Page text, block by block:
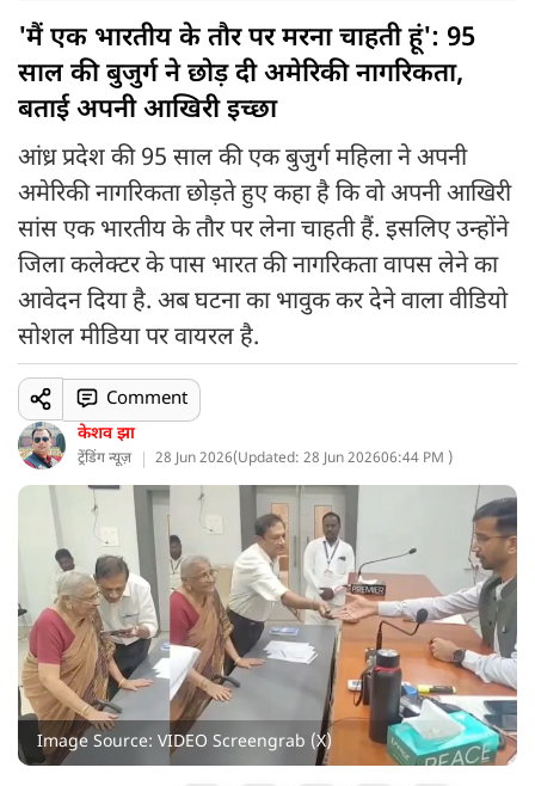
'मैं एक भारतीय के तौर पर मरना चाहती हूं': 95
साल की बुजुर्ग ने छोड़ दी अमेरिकी नागरिकता,
बताई अपनी आखिरी इच्छा
आंध्र प्रदेश की 95 साल की एक बुजुर्ग महिला ने अपनी
अमेरिकी नागरिकता छोड़ते हुए कहा है कि वो अपनी आखिरी
सांस एक भारतीय के तौर पर लेना चाहती हैं. इसलिए उन्होंने
जिला कलेक्टर के पास भारत की नागरिकता वापस लेने का
आवेदन दिया है. अब घटना का भावुक कर देने वाला वीडियो
सोशल मीडिया पर वायरल है.
केशव झा
ट्रेंडिंग न्यूज़ 28 Jun 2026(Updated: 28 Jun 202606:44 PM )
Comment
Image Source: VIDEO Screengrab (X)